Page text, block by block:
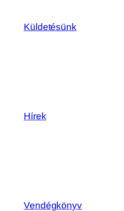
Küldetésünk
Hírek
Vendégkönyv